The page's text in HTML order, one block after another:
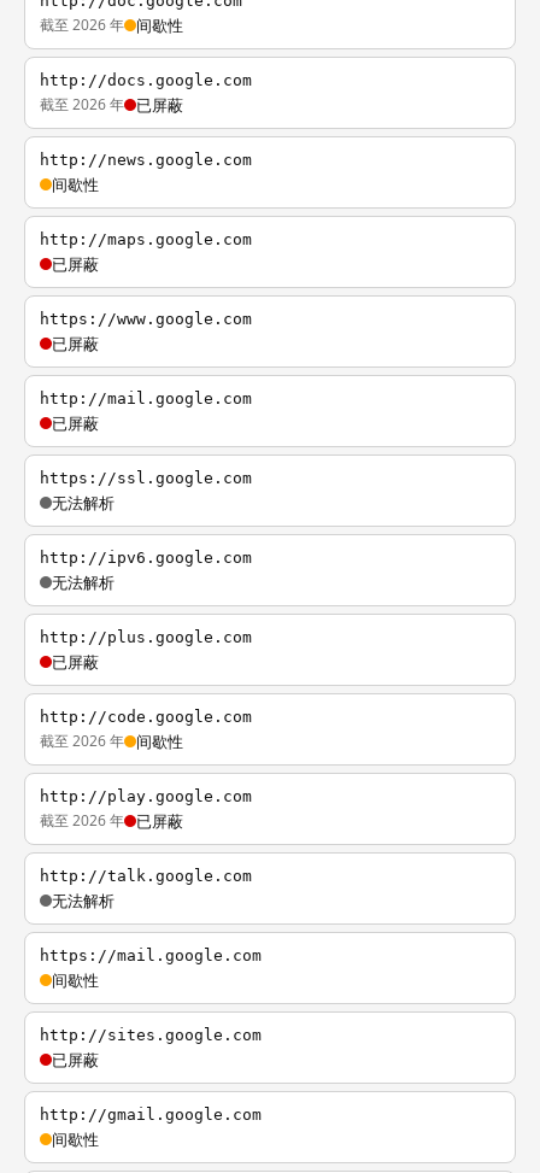
截至 2026 年 间歇性
http://docs.google.com
截至 2026 年 已屏蔽
http://news.google.com
间歇性
http://maps.google.com
已屏蔽
https://www.google.com
已屏蔽
http://mail.google.com
已屏蔽
https://ssl.google.com
无法解析
http://ipv6.google.com
无法解析
http://plus.google.com
已屏蔽
http://code.google.com
截至 2026 年 间歇性
http://play.google.com
截至 2026 年 已屏蔽
http://talk.google.com
无法解析
https://mail.google.com
间歇性
http://sites.google.com
已屏蔽
http://gmail.google.com
间歇性